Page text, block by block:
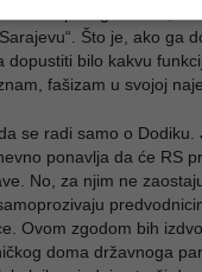
srpskog naroda, a
Što je, ako ga
dopustiti bilo kakvu
fašizam u svojoj
se radi samo o Dodiku.
ponavlja da će RS
No, za njim ne
Ovom zgodom bih
doma državnoga